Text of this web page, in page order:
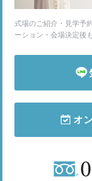
式場のご紹介・見学予
ーション・会場決定後
オ